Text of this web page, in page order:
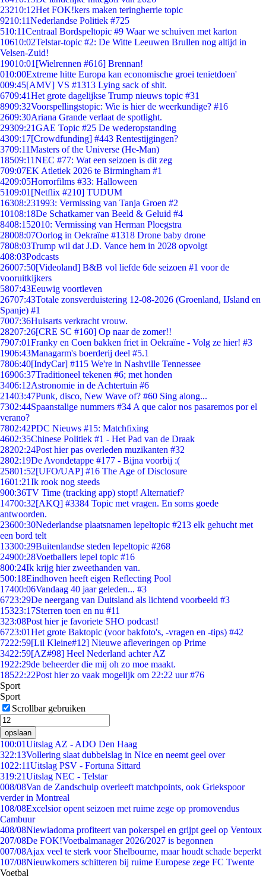
23210:12Het FOK!kers maken teringherrie topic
9210:11Nederlandse Politiek #725
510:11Centraal Bordspeltopic #9 Waar we schuiven met karton
10610:02Telstar-topic #2: De Witte Leeuwen Brullen nog altijd in
Velsen-Zuid!
19010:01 [Wielrennen #616] Brennan!
010:00Extreme hitte Europa kan economische groei tenietdoen'
009:45[AMV] VS #1313 Lying sack of shit.
6709:41Het grote dagelijkse Trump nieuws topic #31
8909:32Voorspellingstopic: Wie is hier de weerkundige? #16
2609:30Ariana Grande verlaat de spotlight.
29309:21GAE Topic #25 De wederopstanding
4309:17[Crowdfunding] #443 Rentestijgingen?
3709:11Masters of the Universe (He-Man)
18509:11NEC #77: Wat een seizoen is dit zeg
709:07EK Atletiek 2026 te Birmingham #1
4209:05Horrorfilms #33: Halloween
5109:01 [Netflix #210] TUDUM
16308:231993: Vermissing van Tanja Groen #2
10108:18De Schatkamer van Beeld & Geluid #4
8408:152010: Vermissing van Herman Ploegstra
28008:07Oorlog in Oekraïne #1318 Drone baby drone
7808:03Trump wil dat J.D. Vance hem in 2028 opvolgt
408:03Podcasts
26007:50[Videoland] B&B vol liefde 6de seizoen #1 voor de
vooruitkijkers
5807:43Eeuwig voortleven
26707:43Totale zonsverduistering 12-08-2026 (Groenland, IJsland en
Spanje) #1
7007:36Huisarts verkracht vrouw.
28207:26[CRE SC #160] Op naar de zomer!!
7907:01Franky en Coen bakken friet in Oekraïne - Volg ze hier! #3
1906:43Managarm's boerderij deel #5.1
7806:40[IndyCar] #115 We're in Nashville Tennessee
16906:37Traditioneel tekenen #6; met honden
3406:12Astronomie in de Achtertuin #6
21403:47Punk, disco, New Wave of? #60 Sing along...
7302:44Spaanstalige nummers #34 A que calor nos pasaremos por el
verano?
7802:42PDC Nieuws #15: Matchfixing
4602:35Chinese Politiek #1 - Het Pad van de Draak
28202:24Post hier pas overleden muzikanten #32
2802:19De Avondetappe #177 - Bijna voorbij :(
25801:52[UFO/UAP] #16 The Age of Disclosure
1601:21Ik rook nog steeds
900:36TV Time (tracking app) stopt! Alternatief?
14700:32[AKQ] #3384 Topic met vragen. En soms goede
antwoorden.
23600:30Nederlandse plaatsnamen lepeltopic #213 elk gehucht met
een bord telt
13300:29Buitenlandse steden lepeltopic #268
24900:28Voetballers lepel topic #16
800:24Ik krijg hier zweethanden van.
500:18Eindhoven heeft eigen Reflecting Pool
17400:06Vandaag 40 jaar geleden... #3
6723:29De neergang van Duitsland als lichtend voorbeeld #3
15323:17Sterren toen en nu #11
323:08Post hier je favoriete SHO podcast!
6723:01Het grote Baktopic (voor bakfoto's, -vragen en -tips) #42
7222:59[Lil Kleine#12] Nieuwe afleveringen op Prime
3422:59[AZ#98] Heel Nederland achter AZ
1922:29de beheerder die mij oh zo moe maakt.
18522:22Post hier zo vaak mogelijk om 22:22 uur #76
Sport
Sport
Scrollbar gebruiken
opslaan
100:01Uitslag AZ - ADO Den Haag
322:13Vollering slaat dubbelslag in Nice en neemt geel over
1022:11Uitslag PSV - Fortuna Sittard
319:21Uitslag NEC - Telstar
008/08Van de Zandschulp overleeft matchpoints, ook Griekspoor
verder in Montreal
108/08Excelsior opent seizoen met ruime zege op promovendus
Cambuur
408/08Niewiadoma profiteert van pokerspel en grijpt geel op Ventoux
207/08De FOK!Voetbalmanager 2026/2027 is begonnen
007/08Ajax veel te sterk voor Shelbourne, maar houdt schade beperkt
107/08Nieuwkomers schitteren bij ruime Europese zege FC Twente
Voetbal